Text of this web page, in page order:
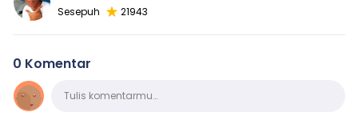
Sesepuh 21943
0 Komentar
KomentarTulis komentarmu…